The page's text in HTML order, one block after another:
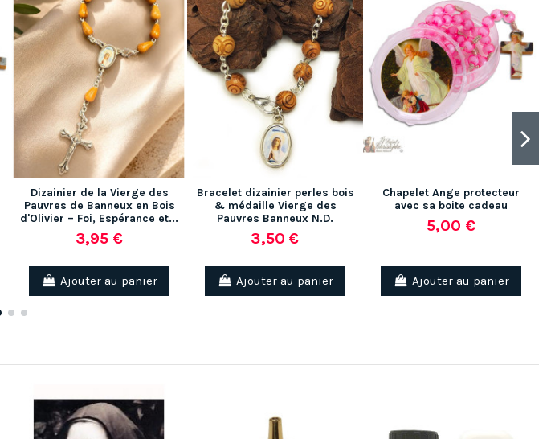
Dizainier de la Vierge des
Pauvres de Banneux en Bois
d'Olivier – Foi, Espérance et...
3,95 €
Ajouter au panier
Bracelet dizainier perles bois
& médaille Vierge des
Pauvres Banneux N.D.
3,50 €
Ajouter au panier
Chapelet Ange protecteur
avec sa boite cadeau
5,00 €
Ajouter au panier